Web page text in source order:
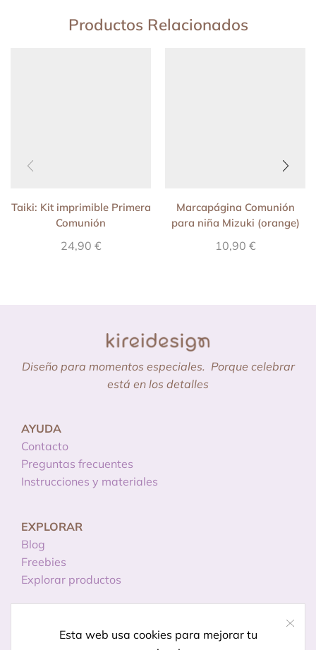
Productos Relacionados
Taiki: Kit imprimible Primera
Comunión
24,90 €
Marcapágina Comunión
para niña Mizuki (orange)
10,90 €
Esta web usa cookies para mejorar tu
Diseño para momentos especiales. Porque celebrar
está en los detalles
AYUDA
Contacto
Preguntas frecuentes
Instrucciones y materiales
EXPLORAR
Blog
Freebies
Explorar productos
Licencias de uso